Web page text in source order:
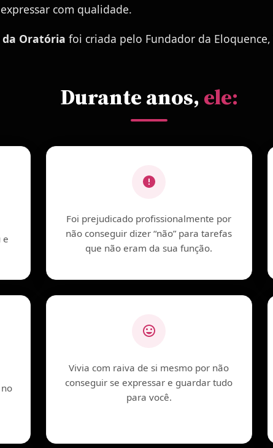
com qualidade.
da Oratória foi criada pelo Fundador da Eloquence,
Durante anos,ele:
e
Foi prejudicado profissionalmente por
não conseguir dizer “não” para tarefas
que não eram da sua função.
Vivia com raiva de si mesmo por não
conseguir se expressar e guardar tudo
para você.